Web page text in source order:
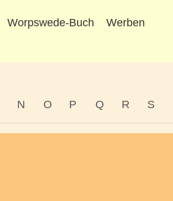
Worpswede-Buch
Werben
N O P Q R S